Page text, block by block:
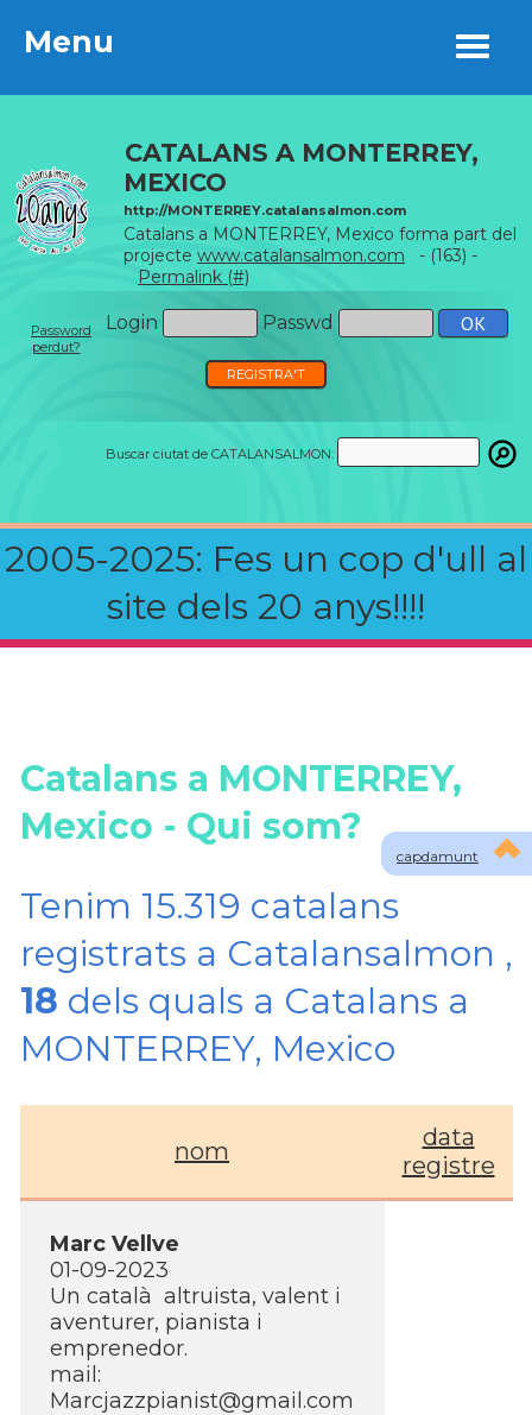
Menu
CATALANS A MONTERREY,
MEXICO
http://MONTERREY.catalansalmon.com
Catalans a MONTERREY, Mexico forma part del
projecte www.catalansalmon.com - (163) -
Permalink (#)
Login Passwd
Password
perdut?
REGISTRA'T
Buscar ciutat de CATALANSALMON:
2005-2025: Fes un cop d'ull al
site dels 20 anys!!!!
Menu
capdamunt
Catalans a MONTERREY,
Mexico - Qui som?
Tenim 15.319 catalans
registrats a Catalansalmon ,
18 dels quals a Catalans a
MONTERREY, Mexico
nom
data
registre
Marc Vellve
01-09-2023
Un català altruista, valent i
aventurer, pianista i
emprenedor.
mail:
Marcjazzpianist@gmail.com